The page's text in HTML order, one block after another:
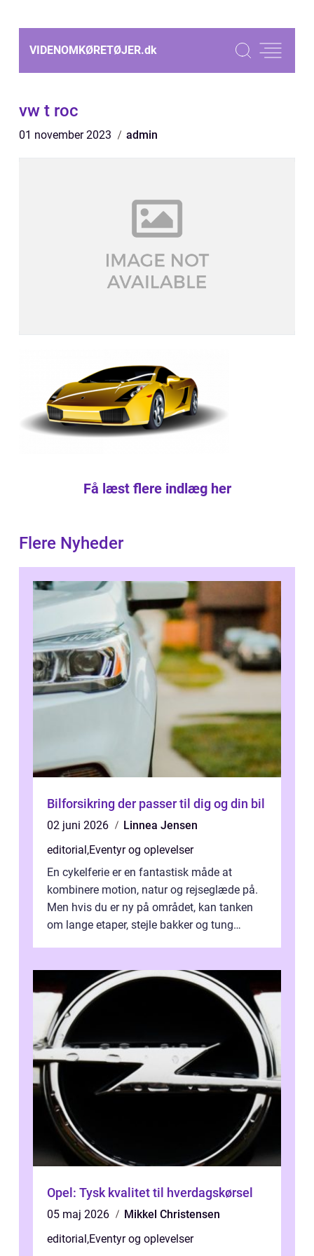
VIDENOMKØRETØJER.dk
vw t roc
01 november 2023 admin
Få læst flere indlæg her
Flere Nyheder
Bilforsikring der passer til dig og din bil
02 juni 2026
Linnea Jensen
editorial,Eventyr og oplevelser
En cykelferie er en fantastisk måde at
kombinere motion, natur og rejseglæde på.
Men hvis du er ny på området, kan tanken
om lange etaper, stejle bakker og tung
Opel: Tysk kvalitet til hverdagskørsel
05 maj 2026
Mikkel Christensen
editorial,Eventyr og oplevelser